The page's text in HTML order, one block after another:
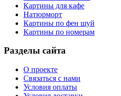
Картины для кафе
Натюрморт
Картины по фен шуй
Картины по номерам
Разделы сайта
О проекте
Связаться с нами
Условия оплаты